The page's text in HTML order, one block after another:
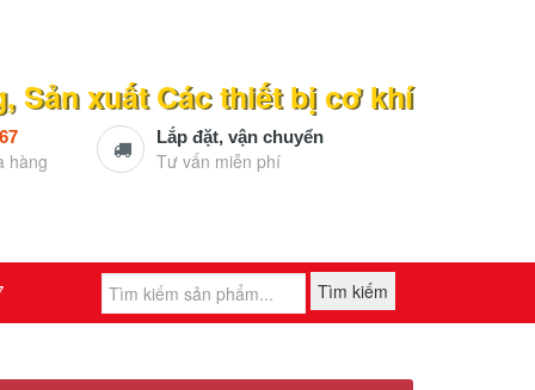
Sản xuất Các thiết bị cơ khí
hàng
Lắp đặt, vận chuyển
Tư vấn miễn phí
Tìm kiếm